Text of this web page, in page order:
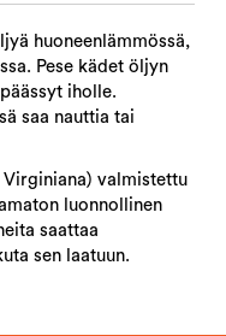
huoneenlämmössä,
Pese kädet öljyn
iholle.
saa nauttia tai
Virginiana) valmistettu
luonnollinen
saattaa
sen laatuun.